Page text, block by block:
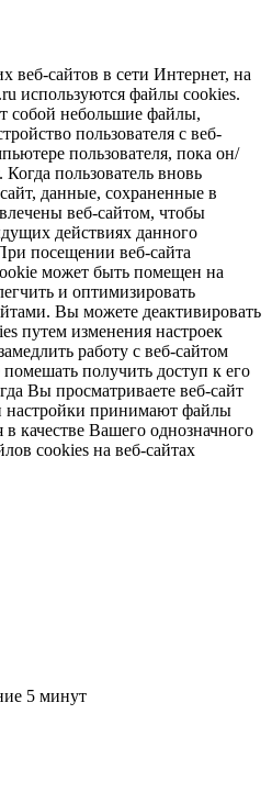
веб-сайтов в сети Интернет, на
используются файлы cookies.
собой небольшие файлы,
пользователя с веб-
пользователя, пока он/
пользователь вновь
данные, сохраненные в
веб-сайтом, чтобы
действиях данного
посещении веб-сайта
может быть помещен на
и оптимизировать
Вы можете деактивировать
путем изменения настроек
работу с веб-сайтом
получить доступ к его
Вы просматриваете веб-сайт
принимают файлы
в качестве Вашего однозначного
cookies на веб-сайтах
5 минут